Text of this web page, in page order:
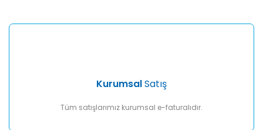
Yorum Yaz
Ürün fiyatı diğer sitelerden daha pahalı.
KurumsalSatış
Tüm satışlarımız kurumsal e-faturalıdır.